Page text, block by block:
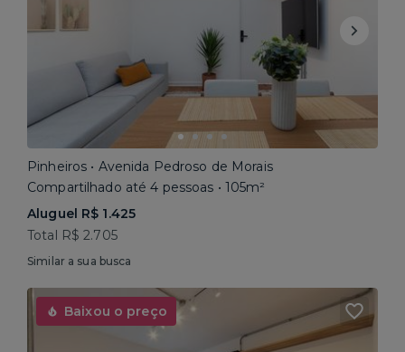
Pinheiros • Avenida Pedroso de Morais
Compartilhado até 4 pessoas • 105m²
Aluguel R$ 1.425
Total R$ 2.705
Similar a sua busca
Baixou o preço